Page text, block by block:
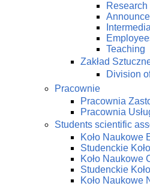
Research
Teaching
Zakład
Division
Pracownie
Pracownia
Pracownia
Students scientific
Koło Naukowe
Studenckie
Koło Naukowe
Studenckie
Koło Naukowe